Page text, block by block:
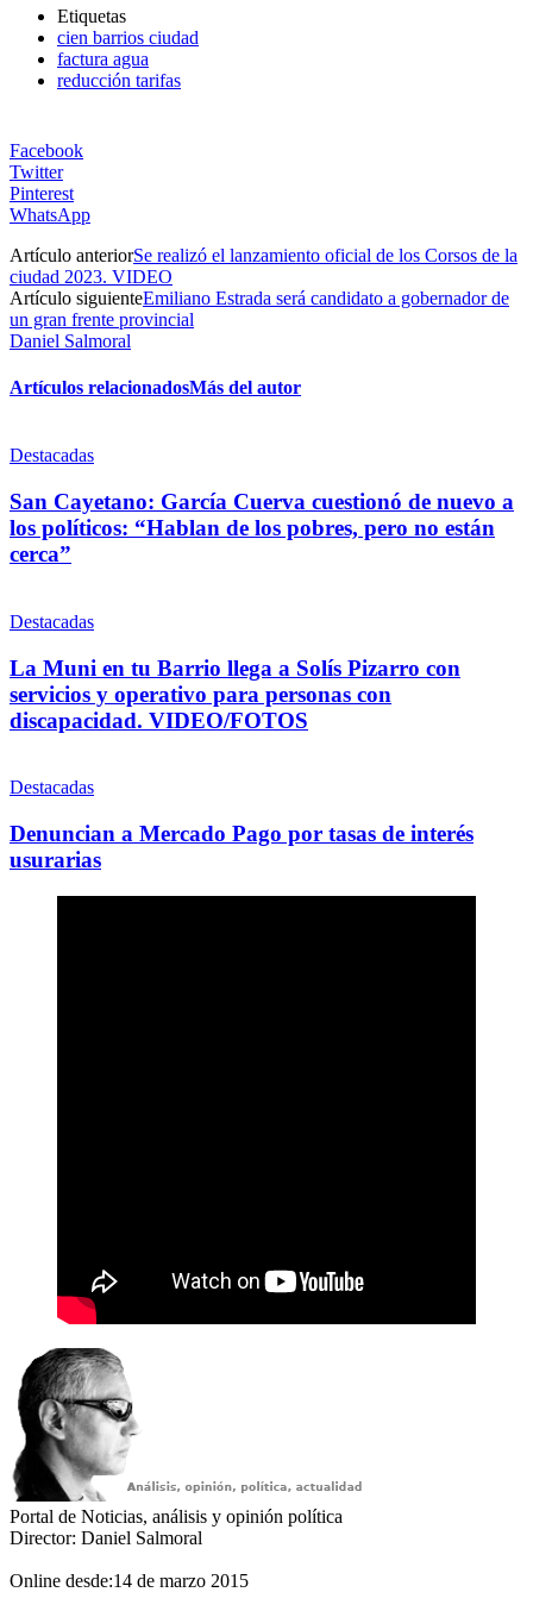
Etiquetas
cien barrios ciudad
factura agua
reducción tarifas
Facebook
Twitter
Pinterest
WhatsApp
Artículo anteriorSe realizó el lanzamiento oficial de los Corsos de la
ciudad 2023. VIDEO
Artículo siguienteEmiliano Estrada será candidato a gobernador de
un gran frente provincial
Daniel Salmoral
Artículos relacionadosMás del autor
Destacadas
San Cayetano: García Cuerva cuestionó de nuevo a
los políticos: “Hablan de los pobres, pero no están
cerca”
Destacadas
La Muni en tu Barrio llega a Solís Pizarro con
servicios y operativo para personas con
discapacidad. VIDEO/FOTOS
Destacadas
Denuncian a Mercado Pago por tasas de interés
usurarias
Portal de Noticias, análisis y opinión política
Director: Daniel Salmoral
Online desde:14 de marzo 2015